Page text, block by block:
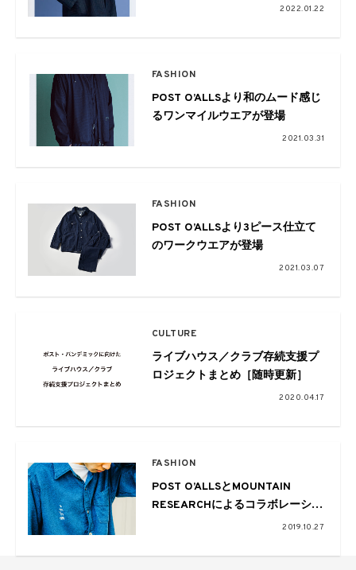
2022.01.22
FASHION
POST O’ALLSより和のムード感じ
るワンマイルウエアが登場
2021.03.31
FASHION
POST O’ALLSより3ピース仕立て
のワークウエアが登場
2021.03.07
CULTURE
ライブハウス／クラブ存続支援プ
ロジェクトまとめ［随時更新］
2020.04.17
FASHION
POST O’ALLSとMOUNTAIN
RESEARCHによるコラボレーショ
2019.10.27